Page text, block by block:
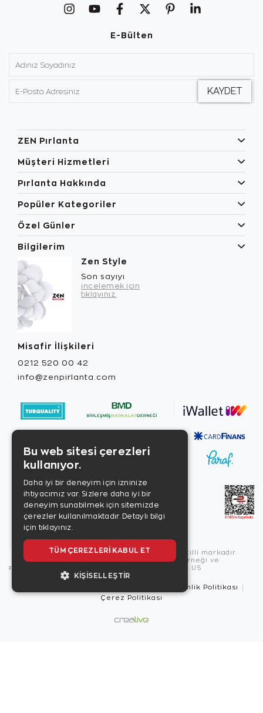
E-Bülten
ZEN Pırlanta
Müşteri Hizmetleri
Pırlanta Hakkında
Popüler Kategoriler
Özel Günler
Bilgilerim
Zen Style
Son sayıyı
incelemek için
tıklayınız.
Misafir İlişkileri
0212 520 00 42
info@zenpirlanta.com
Copyright © 2026, Zen Diamond tescilli markadır.
Zen Diamond Birleşmiş Markalar Derneği ve
Turquality Destek Programı üyesidir. US
Güvenlik Politikası
Çerez Politikası
Bu web sitesi çerezleri
kullanıyor.
Daha iyi bir deneyim için izninize
ihtiyacımız var. Sizlere daha iyi bir
deneyim sunabilmek için sitemizde
çerezler kullanılmaktadır. Detaylı bilgi
için tıklayınız.
TÜM ÇEREZLERI KABUL ET
KIŞISELLEŞTIR